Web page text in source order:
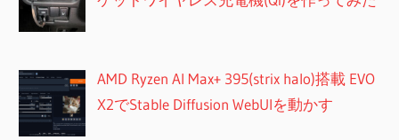
AMD Ryzen AI Max+ 395(strix halo)搭載 EVO
X2でStable Diffusion WebUIを動かす